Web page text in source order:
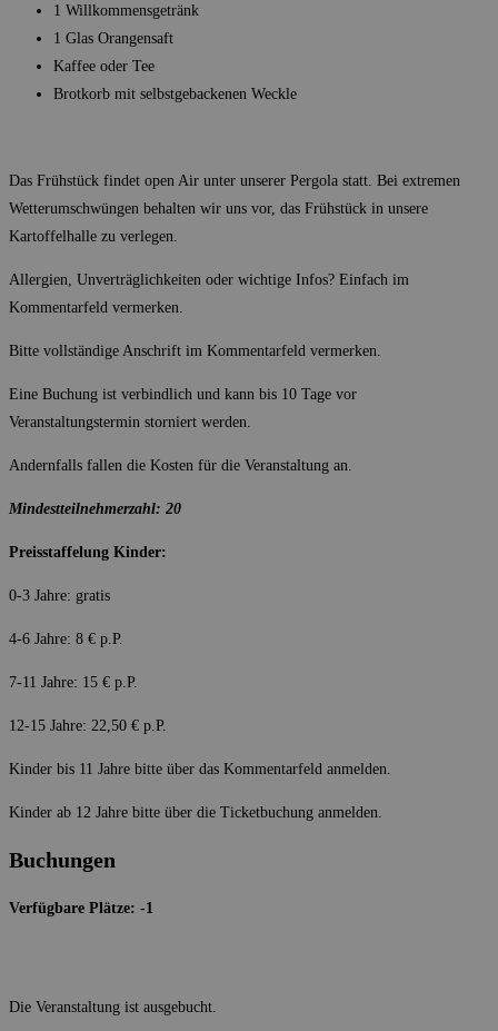
1 Willkommensgetränk
1 Glas Orangensaft
Kaffee oder Tee
Brotkorb mit selbstgebackenen Weckle
Das Frühstück findet open Air unter unserer Pergola statt. Bei extremen
Wetterumschwüngen behalten wir uns vor, das Frühstück in unsere
Kartoffelhalle zu verlegen.
Allergien, Unverträglichkeiten oder wichtige Infos? Einfach im
Kommentarfeld vermerken.
Bitte vollständige Anschrift im Kommentarfeld vermerken.
Eine Buchung ist verbindlich und kann bis 10 Tage vor
Veranstaltungstermin storniert werden.
Andernfalls fallen die Kosten für die Veranstaltung an.
Mindestteilnehmerzahl: 20
Preisstaffelung Kinder:
0-3 Jahre: gratis
4-6 Jahre: 8 € p.P.
7-11 Jahre: 15 € p.P.
12-15 Jahre: 22,50 € p.P.
Kinder bis 11 Jahre bitte über das Kommentarfeld anmelden.
Kinder ab 12 Jahre bitte über die Ticketbuchung anmelden.
Buchungen
Verfügbare Plätze: -1
Die Veranstaltung ist ausgebucht.